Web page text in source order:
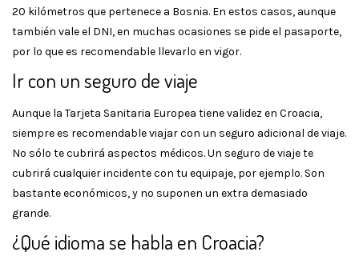
20 kilómetros que pertenece a Bosnia. En estos casos, aunque
también vale el DNI, en muchas ocasiones se pide el pasaporte,
por lo que es recomendable llevarlo en vigor.
Ir con un seguro de viaje
Aunque la Tarjeta Sanitaria Europea tiene validez en Croacia,
siempre es recomendable viajar con un seguro adicional de viaje.
No sólo te cubrirá aspectos médicos. Un seguro de viaje te
cubrirá cualquier incidente con tu equipaje, por ejemplo. Son
bastante económicos, y no suponen un extra demasiado
grande.
¿Qué idioma se habla en Croacia?